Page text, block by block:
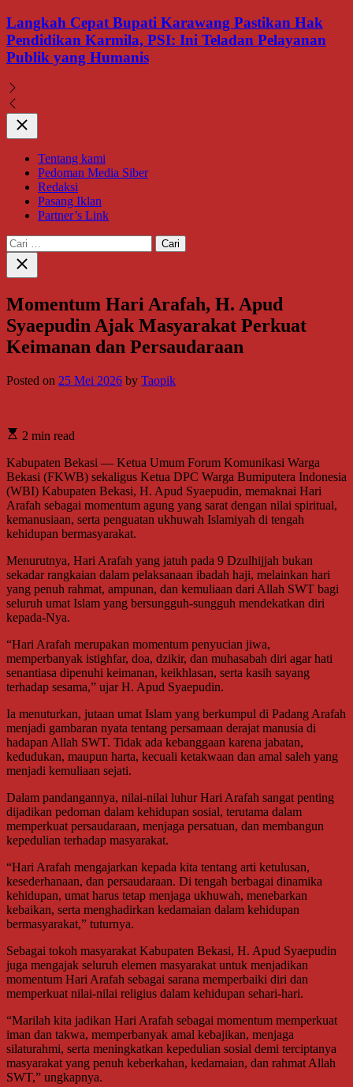
Langkah Cepat Bupati Karawang Pastikan Hak
Pendidikan Karmila, PSI: Ini Teladan Pelayanan
Publik yang Humanis
Close
Tentang kami
Pedoman Media Siber
Redaksi
Pasang Iklan
Partner’s Link
Cari
untuk:
Close
search
Momentum Hari Arafah, H. Apud
Syaepudin Ajak Masyarakat Perkuat
Keimanan dan Persaudaraan
Posted on 25 Mei 2026 by Taopik
2 min read
Kabupaten Bekasi — Ketua Umum Forum Komunikasi Warga
Bekasi (FKWB) sekaligus Ketua DPC Warga Bumiputera Indonesia
(WBI) Kabupaten Bekasi, H. Apud Syaepudin, memaknai Hari
Arafah sebagai momentum agung yang sarat dengan nilai spiritual,
kemanusiaan, serta penguatan ukhuwah Islamiyah di tengah
kehidupan bermasyarakat.
Menurutnya, Hari Arafah yang jatuh pada 9 Dzulhijjah bukan
sekadar rangkaian dalam pelaksanaan ibadah haji, melainkan hari
yang penuh rahmat, ampunan, dan kemuliaan dari Allah SWT bagi
seluruh umat Islam yang bersungguh-sungguh mendekatkan diri
kepada-Nya.
“Hari Arafah merupakan momentum penyucian jiwa,
memperbanyak istighfar, doa, dzikir, dan muhasabah diri agar hati
senantiasa dipenuhi keimanan, keikhlasan, serta kasih sayang
terhadap sesama,” ujar H. Apud Syaepudin.
Ia menuturkan, jutaan umat Islam yang berkumpul di Padang Arafah
menjadi gambaran nyata tentang persamaan derajat manusia di
hadapan Allah SWT. Tidak ada kebanggaan karena jabatan,
kedudukan, maupun harta, kecuali ketakwaan dan amal saleh yang
menjadi kemuliaan sejati.
Dalam pandangannya, nilai-nilai luhur Hari Arafah sangat penting
dijadikan pedoman dalam kehidupan sosial, terutama dalam
memperkuat persaudaraan, menjaga persatuan, dan membangun
kepedulian terhadap masyarakat.
“Hari Arafah mengajarkan kepada kita tentang arti ketulusan,
kesederhanaan, dan persaudaraan. Di tengah berbagai dinamika
kehidupan, umat harus tetap menjaga ukhuwah, menebarkan
kebaikan, serta menghadirkan kedamaian dalam kehidupan
bermasyarakat,” tuturnya.
Sebagai tokoh masyarakat Kabupaten Bekasi, H. Apud Syaepudin
juga mengajak seluruh elemen masyarakat untuk menjadikan
momentum Hari Arafah sebagai sarana memperbaiki diri dan
memperkuat nilai-nilai religius dalam kehidupan sehari-hari.
“Marilah kita jadikan Hari Arafah sebagai momentum memperkuat
iman dan takwa, memperbanyak amal kebajikan, menjaga
silaturahmi, serta meningkatkan kepedulian sosial demi terciptanya
masyarakat yang penuh keberkahan, kedamaian, dan rahmat Allah
SWT,” ungkapnya.